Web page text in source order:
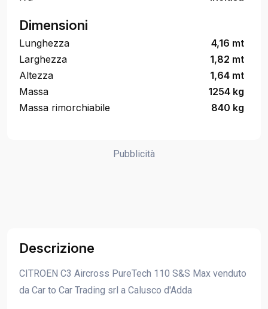
Dimensioni
Lunghezza
4,16 mt
Larghezza
1,82 mt
Altezza
1,64 mt
Massa
1254 kg
Massa rimorchiabile
840 kg
Pubblicità
Descrizione
CITROEN C3 Aircross PureTech 110 S&S Max venduto
da Car to Car Trading srl a Calusco d'Adda